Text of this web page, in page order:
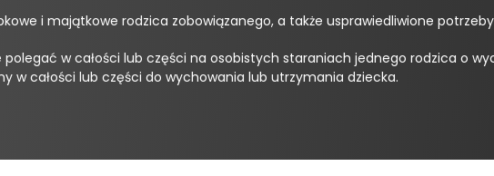
i majątkowe rodzica zobowiązanego, a także usprawiedliwione
w całości lub części na osobistych staraniach jednego rodzica o
w całości lub części do wychowania lub utrzymania dziecka.